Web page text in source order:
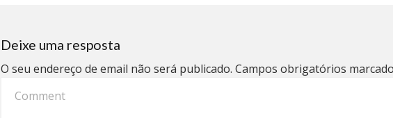
Deixe uma resposta
O seu endereço de email não será publicado. Campos obrigatórios